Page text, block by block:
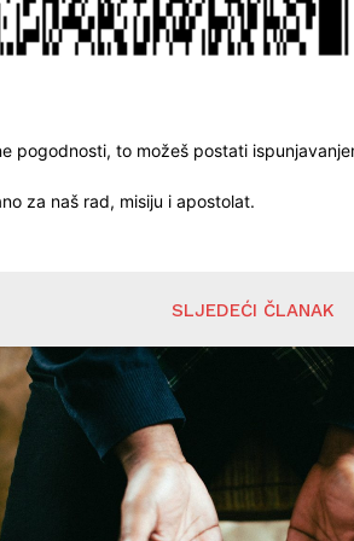
pogodnosti, to možeš postati
za naš rad, misiju i apostolat.
SLJEDEĆI ČLANAK